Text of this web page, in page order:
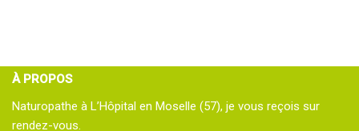
À PROPOS
Naturopathe à L’Hôpital en Moselle (57), je vous reçois sur
rendez-vous.